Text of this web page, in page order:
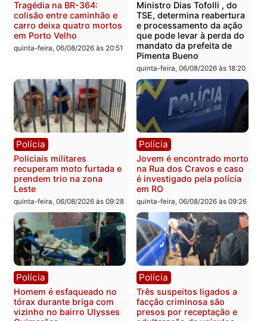
Polícia
Homem é encontrado
morto em residência no
bairro Colina Park em RO
sexta-feira, 07/08/2026 às 09:30
Polícia
Polícia Militar apreende
explosivos e
durante patrulhamento
fluvial no Rio Madeira em
Porto Velho
sexta-feira, 07/08/2026 às
Polícia
Tragédia na BR-364:
colisão entre caminhão e
carro deixa quatro mortos
em Porto Velho
quinta-feira, 06/08/2026 às 20:51
Política
Ministro Dias Tofolli , do
TSE, determina
e processamento da
que pode levar à perda
mandato da prefeita de
Pimenta Bueno